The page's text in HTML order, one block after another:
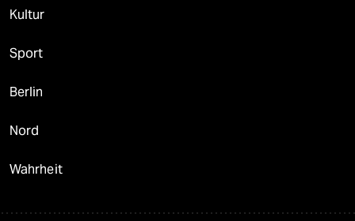
Kultur
Sport
Berlin
Nord
Wahrheit